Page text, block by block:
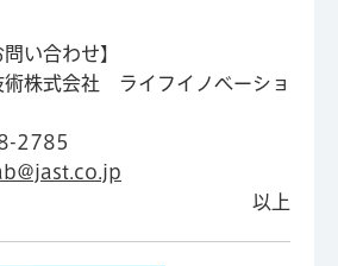
い合わせ】
株式会社 ライフイノベーショ
2785
以上